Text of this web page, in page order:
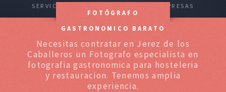
SERVICIOS PARA PARTICULARES Y EMPRESAS
FOTÓGRAFO
GASTRONOMICO BARATO
Necesitas contratar en Jerez de los
Caballeros un Fotografo especialista en
fotografia gastronomica para hosteleria
y restauracion. Tenemos amplia
experiencia.